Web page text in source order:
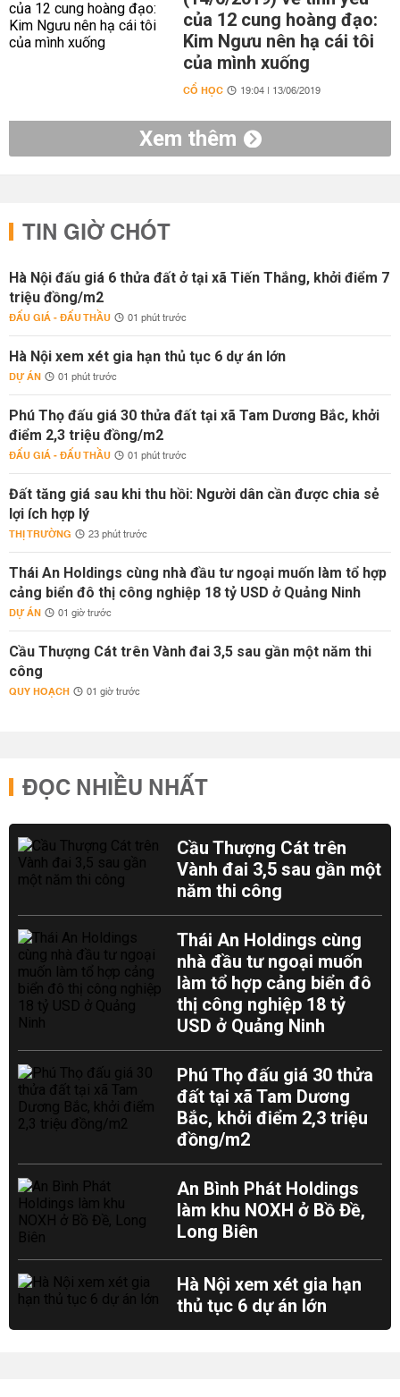
của 12 cung hoàng đạo:
Kim Ngưu nên hạ cái tôi
của mình xuống
CỔ HỌC 19:04 | 13/06/2019
Xem thêm
TIN GIỜ CHÓT
Hà Nội đấu giá 6 thửa đất ở tại xã Tiến Thắng, khởi điểm 7
triệu đồng/m2
ĐẤU GIÁ - ĐẤU THẦU 01 phút trước
Hà Nội xem xét gia hạn thủ tục 6 dự án lớn
DỰ ÁN 01 phút trước
Phú Thọ đấu giá 30 thửa đất tại xã Tam Dương Bắc, khởi
điểm 2,3 triệu đồng/m2
ĐẤU GIÁ - ĐẤU THẦU 01 phút trước
Đất tăng giá sau khi thu hồi: Người dân cần được chia sẻ
lợi ích hợp lý
THỊ TRƯỜNG 23 phút trước
Thái An Holdings cùng nhà đầu tư ngoại muốn làm tổ hợp
cảng biển đô thị công nghiệp 18 tỷ USD ở Quảng Ninh
DỰ ÁN 01 giờ trước
Cầu Thượng Cát trên Vành đai 3,5 sau gần một năm thi
công
QUY HOẠCH 01 giờ trước
ĐỌC NHIỀU NHẤT
Cầu Thượng Cát trên
Vành đai 3,5 sau gần một
năm thi công
Thái An Holdings cùng
nhà đầu tư ngoại muốn
làm tổ hợp cảng biển đô
thị công nghiệp 18 tỷ
USD ở Quảng Ninh
Phú Thọ đấu giá 30 thửa
đất tại xã Tam Dương
Bắc, khởi điểm 2,3 triệu
đồng/m2
An Bình Phát Holdings
làm khu NOXH ở Bồ Đề,
Long Biên
Hà Nội xem xét gia hạn
thủ tục 6 dự án lớn